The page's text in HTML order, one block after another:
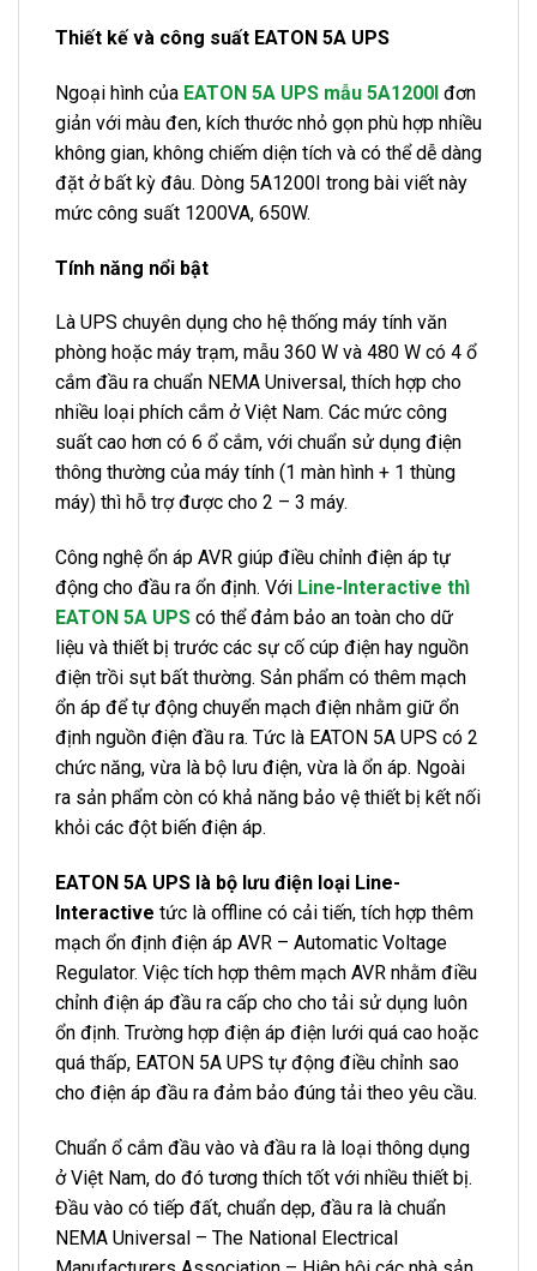
Thiết kế và công suất EATON 5A UPS
Ngoại hình của EATON 5A UPS mẫu 5A1200I đơn
giản với màu đen, kích thước nhỏ gọn phù hợp nhiều
không gian, không chiếm diện tích và có thể dễ dàng
đặt ở bất kỳ đâu. Dòng 5A1200I trong bài viết này
mức công suất 1200VA, 650W.
Tính năng nổi bật
Là UPS chuyên dụng cho hệ thống máy tính văn
phòng hoặc máy trạm, mẫu 360 W và 480 W có 4 ổ
cắm đầu ra chuẩn NEMA Universal, thích hợp cho
nhiều loại phích cắm ở Việt Nam. Các mức công
suất cao hơn có 6 ổ cắm, với chuẩn sử dụng điện
thông thường của máy tính (1 màn hình + 1 thùng
máy) thì hỗ trợ được cho 2 – 3 máy.
Công nghệ ổn áp AVR giúp điều chỉnh điện áp tự
động cho đầu ra ổn định. Với Line-Interactive thì
EATON 5A UPS có thể đảm bảo an toàn cho dữ
liệu và thiết bị trước các sự cố cúp điện hay nguồn
điện trồi sụt bất thường. Sản phẩm có thêm mạch
ổn áp để tự động chuyển mạch điện nhằm giữ ổn
định nguồn điện đầu ra. Tức là EATON 5A UPS có 2
chức năng, vừa là bộ lưu điện, vừa là ổn áp. Ngoài
ra sản phẩm còn có khả năng bảo vệ thiết bị kết nối
khỏi các đột biến điện áp.
EATON 5A UPS là bộ lưu điện loại Line-
Interactive tức là offline có cải tiến, tích hợp thêm
mạch ổn định điện áp AVR – Automatic Voltage
Regulator. Việc tích hợp thêm mạch AVR nhằm điều
chỉnh điện áp đầu ra cấp cho cho tải sử dụng luôn
ổn định. Trường hợp điện áp điện lưới quá cao hoặc
quá thấp, EATON 5A UPS tự động điều chỉnh sao
cho điện áp đầu ra đảm bảo đúng tải theo yêu cầu.
Chuẩn ổ cắm đầu vào và đầu ra là loại thông dụng
ở Việt Nam, do đó tương thích tốt với nhiều thiết bị.
Đầu vào có tiếp đất, chuẩn dẹp, đầu ra là chuẩn
NEMA Universal – The National Electrical